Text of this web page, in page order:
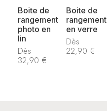
Boite de
rangement
photo en
lin
Dès
32,90 €
Boite de
rangement
en verre
Dès
22,90 €